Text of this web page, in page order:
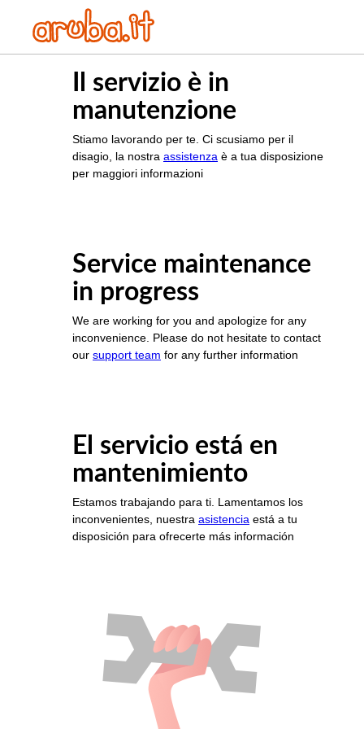
Il servizio è in
manutenzione
Stiamo lavorando per te. Ci scusiamo per il
disagio, la nostra assistenza è a tua disposizione
per maggiori informazioni
Service maintenance
in progress
We are working for you and apologize for any
inconvenience. Please do not hesitate to contact
our support team for any further information
El servicio está en
mantenimiento
Estamos trabajando para ti. Lamentamos los
inconvenientes, nuestra asistencia está a tu
disposición para ofrecerte más información